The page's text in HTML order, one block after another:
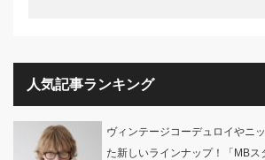
人気記事ランキング
ヴィンテージコーデュロイやニ
た新しいラインナップ！「MB